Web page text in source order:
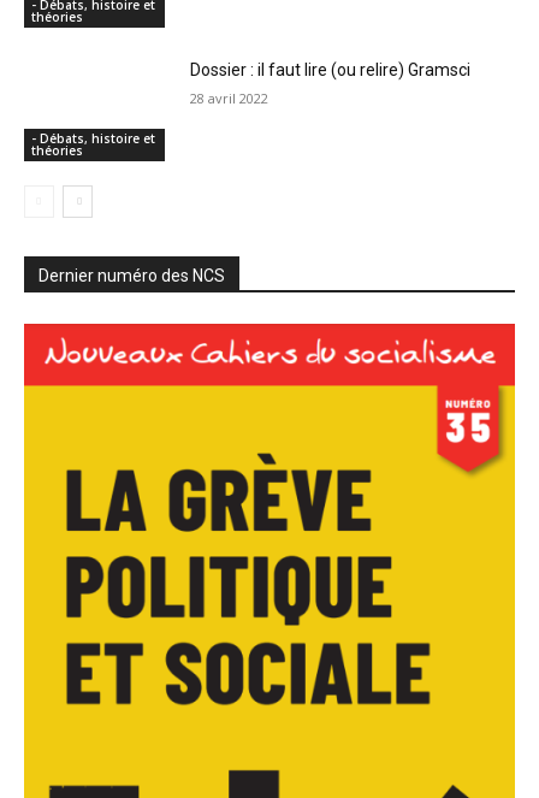
- Débats, histoire et
théories
- Débats, histoire et
théories
Dossier : il faut lire (ou relire) Gramsci
28 avril 2022
Dernier numéro des NCS